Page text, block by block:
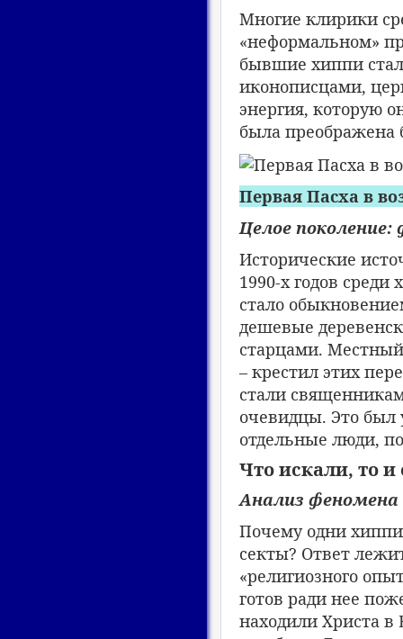
Многие клирики
«неформальном»
бывшие хиппи
иконописцами,
энергия, которую
была преображена
Первая Пасха в
Целое
Исторические
1990-х годов
стало
дешевые
старцами.
– крестил этих
стали
очевидцы. Это был
отдельные люди,
Что искали, то и
Анализ феномена
Почему одни
секты? Ответ
«религиозного
готов ради нее
находили Христа